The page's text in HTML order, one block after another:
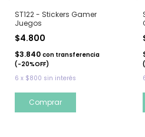
ST122 - Stickers Gamer
Juegos
$4.800
$3.840 con transferencia
(-20%OFF)
6 x $800 sin interés